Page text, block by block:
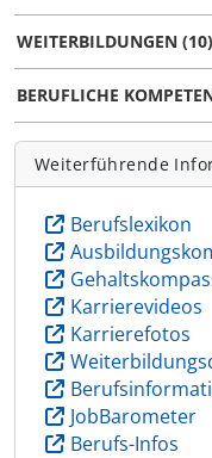
WEITERBILDUNGEN (10)
BERUFLICHE
Weiterführende
Berufslexikon
Karrierevideos
Karrierefotos
JobBarometer
Berufs-Infos